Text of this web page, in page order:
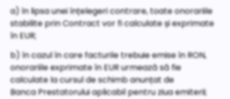
a) în lipsa unei înțelegeri contrare, toate onorariile
stabilite prin Contract vor fi calculate și exprimate
în EUR;
b) în cazul în care facturile trebuie emise în RON,
onorariile exprimate în EUR urmează să fie
calculate la cursul de schimb anunțat de
Banca Prestatorului aplicabil pentru ziua emiterii;